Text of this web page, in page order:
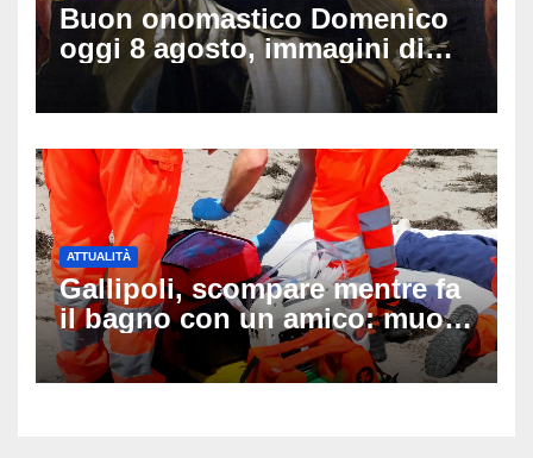
Buon onomastico Domenico
oggi 8 agosto, immagini di
auguri da condividere
ATTUALITÀ
Gallipoli, scompare mentre fa
il bagno con un amico: muore
a 19 anni dopo 45 minuti di
disperati tentativi di